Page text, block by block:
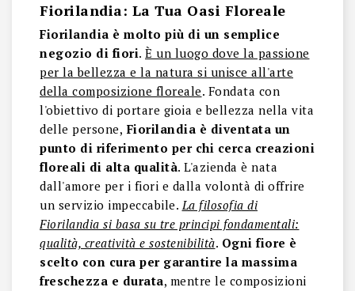
Fiorilandia: La Tua Oasi Floreale
Fiorilandia è molto più di un semplice
negozio di fiori. È un luogo dove la passione
per la bellezza e la natura si unisce all'arte
della composizione floreale. Fondata con
l'obiettivo di portare gioia e bellezza nella vita
delle persone, Fiorilandia è diventata un
punto di riferimento per chi cerca creazioni
floreali di alta qualità. L'azienda è nata
dall'amore per i fiori e dalla volontà di offrire
un servizio impeccabile.La filosofia di
Fiorilandia si basa su tre principi fondamentali:
qualità, creatività e sostenibilità. Ogni fiore è
scelto con cura per garantire la massima
freschezza e durata, mentre le composizioni